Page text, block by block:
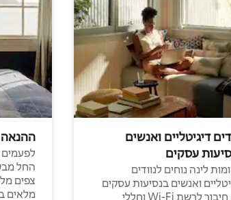
דיגיטליים ואנשים
עסקים
לינה נוחים לנוודים
ואנשים בנסיעות עסקים
עם חיבור לרשת Wi-Fi וחללי
לפעמים
החל
צפים
מלאים